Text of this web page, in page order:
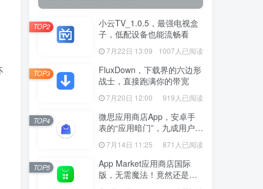
小云TV_1.0.5，最强电视盒
子，低配设备也能流畅看
7月22日 13:09 1007人已阅读
TOP2
FluxDown，下载界的六边形
战士，直接跑满你的带宽
7月20日 12:00 919人已阅读
TOP3
微思应用商店App，安卓手
表的“应用暗门”，九成用户还
没发现
7月14日 11:25 871人已阅读
TOP4
App Market应用商店国际
版，无需魔法！竟然还是大
厂出品？
TOP5